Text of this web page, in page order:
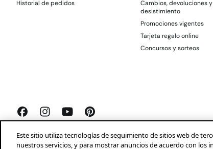
Historial de pedidos
Cambios, devoluciones y
desistimiento
Promociones vigentes
Tarjeta regalo online
Concursos y sorteos
Este sitio utiliza tecnologías de seguimiento de sitios web de
nuestros servicios, y para mostrar anuncios de acuerdo con los